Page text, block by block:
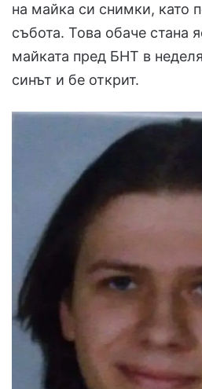
на майка си снимки, като
събота. Това обаче стана
майката пред БНТ в
синът и бе открит.